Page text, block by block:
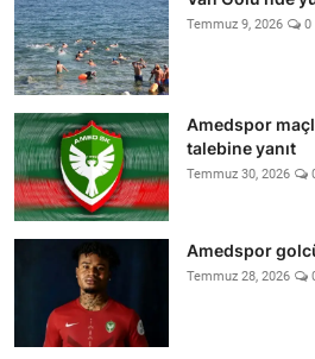
Temmuz 9, 2026 0
Amedspor
talebine yanıt
Temmuz 30, 2026
Amedspor
Temmuz 28, 2026